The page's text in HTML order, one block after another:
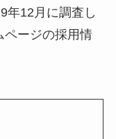
年12月に調査し
ページの採用情